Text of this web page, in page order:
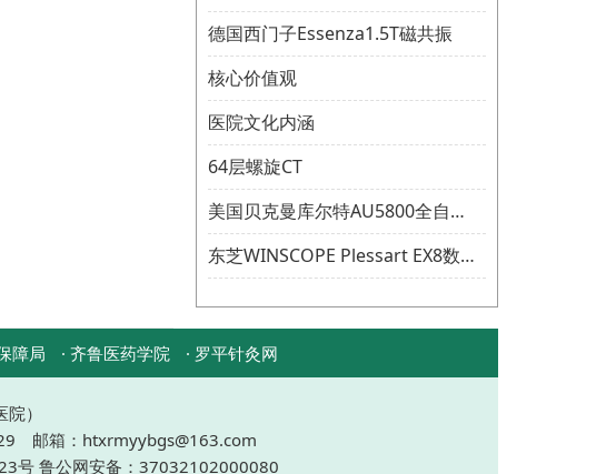
德国西门子Essenza1.5T磁共振
核心价值观
医院文化内涵
64层螺旋CT
美国贝克曼库尔特AU5800全自动生化分析仪
东芝WINSCOPE Plessart EX8数字胃肠机
障局 · 齐鲁医药学院 · 罗平针灸网
）
邮箱：htxrmyybgs@163.com
号 鲁公网安备：37032102000080